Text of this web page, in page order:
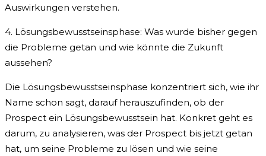
Auswirkungen verstehen.
4. Lösungsbewusstseinsphase: Was wurde bisher gegen
die Probleme getan und wie könnte die Zukunft
aussehen?
Die Lösungsbewusstseinsphase konzentriert sich, wie ihr
Name schon sagt, darauf herauszufinden, ob der
Prospect ein Lösungsbewusstsein hat. Konkret geht es
darum, zu analysieren, was der Prospect bis jetzt getan
hat, um seine Probleme zu lösen und wie seine